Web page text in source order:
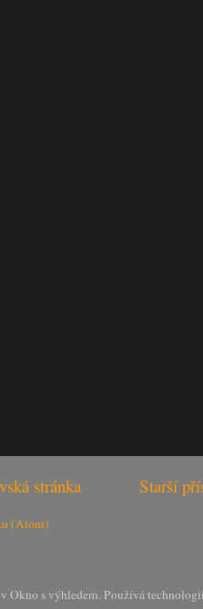
Starší
stránka
(Atom)
Okno s výhledem. Používá